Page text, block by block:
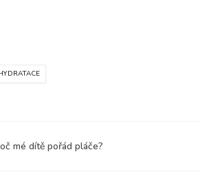
mé dítě pořád pláče?